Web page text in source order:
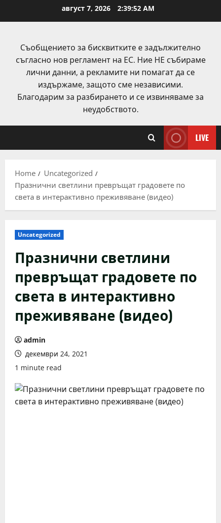
август 7, 2026 2:39:53 AM
Съобщението за бисквитките е задължително
съгласно нов регламент на ЕС. Ние НЕ събираме
лични данни, а рекламите ни помагат да се
издържаме, защото сме независими.
Благодарим за разбирането и се извиняваме за
неудобството.
LIVE
Home
Uncategorized
Празнични светлини превръщат градовете по
света в интерактивно преживяване (видео)
Uncategorized
Празнични светлини
превръщат градовете по
света в интерактивно
преживяване (видео)
admin
декември 24, 2021
1 minute read